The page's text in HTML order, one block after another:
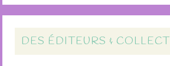
DES ÉDITEURS &